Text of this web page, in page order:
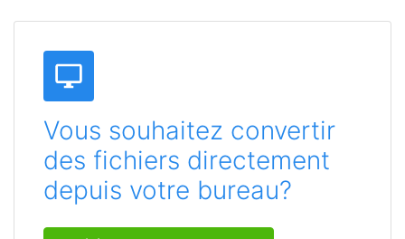
Vous souhaitez convertir
des fichiers directement
depuis votre bureau?